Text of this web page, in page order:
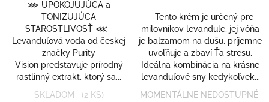
z
5
hviezdičiek.
⋙ UPOKOJUJÚCA a
TONIZUJÚCA
STAROSTLIVOSŤ ⋘
Levanduľová voda od českej
značky Purity
Vision predstavuje prírodný
rastlinný extrakt, ktorý sa...
SKLADOM (2 KS)
5
hviezdičiek.
Tento krém je určený pre
milovníkov levandule, jej vôňa
je balzamom na dušu, príjemne
uvoľňuje a zbaví Ťa stresu.
Ideálna kombinácia na krásne
levanduľové sny kedykoľvek...
MOMENTÁLNE NEDOSTUPNÉ